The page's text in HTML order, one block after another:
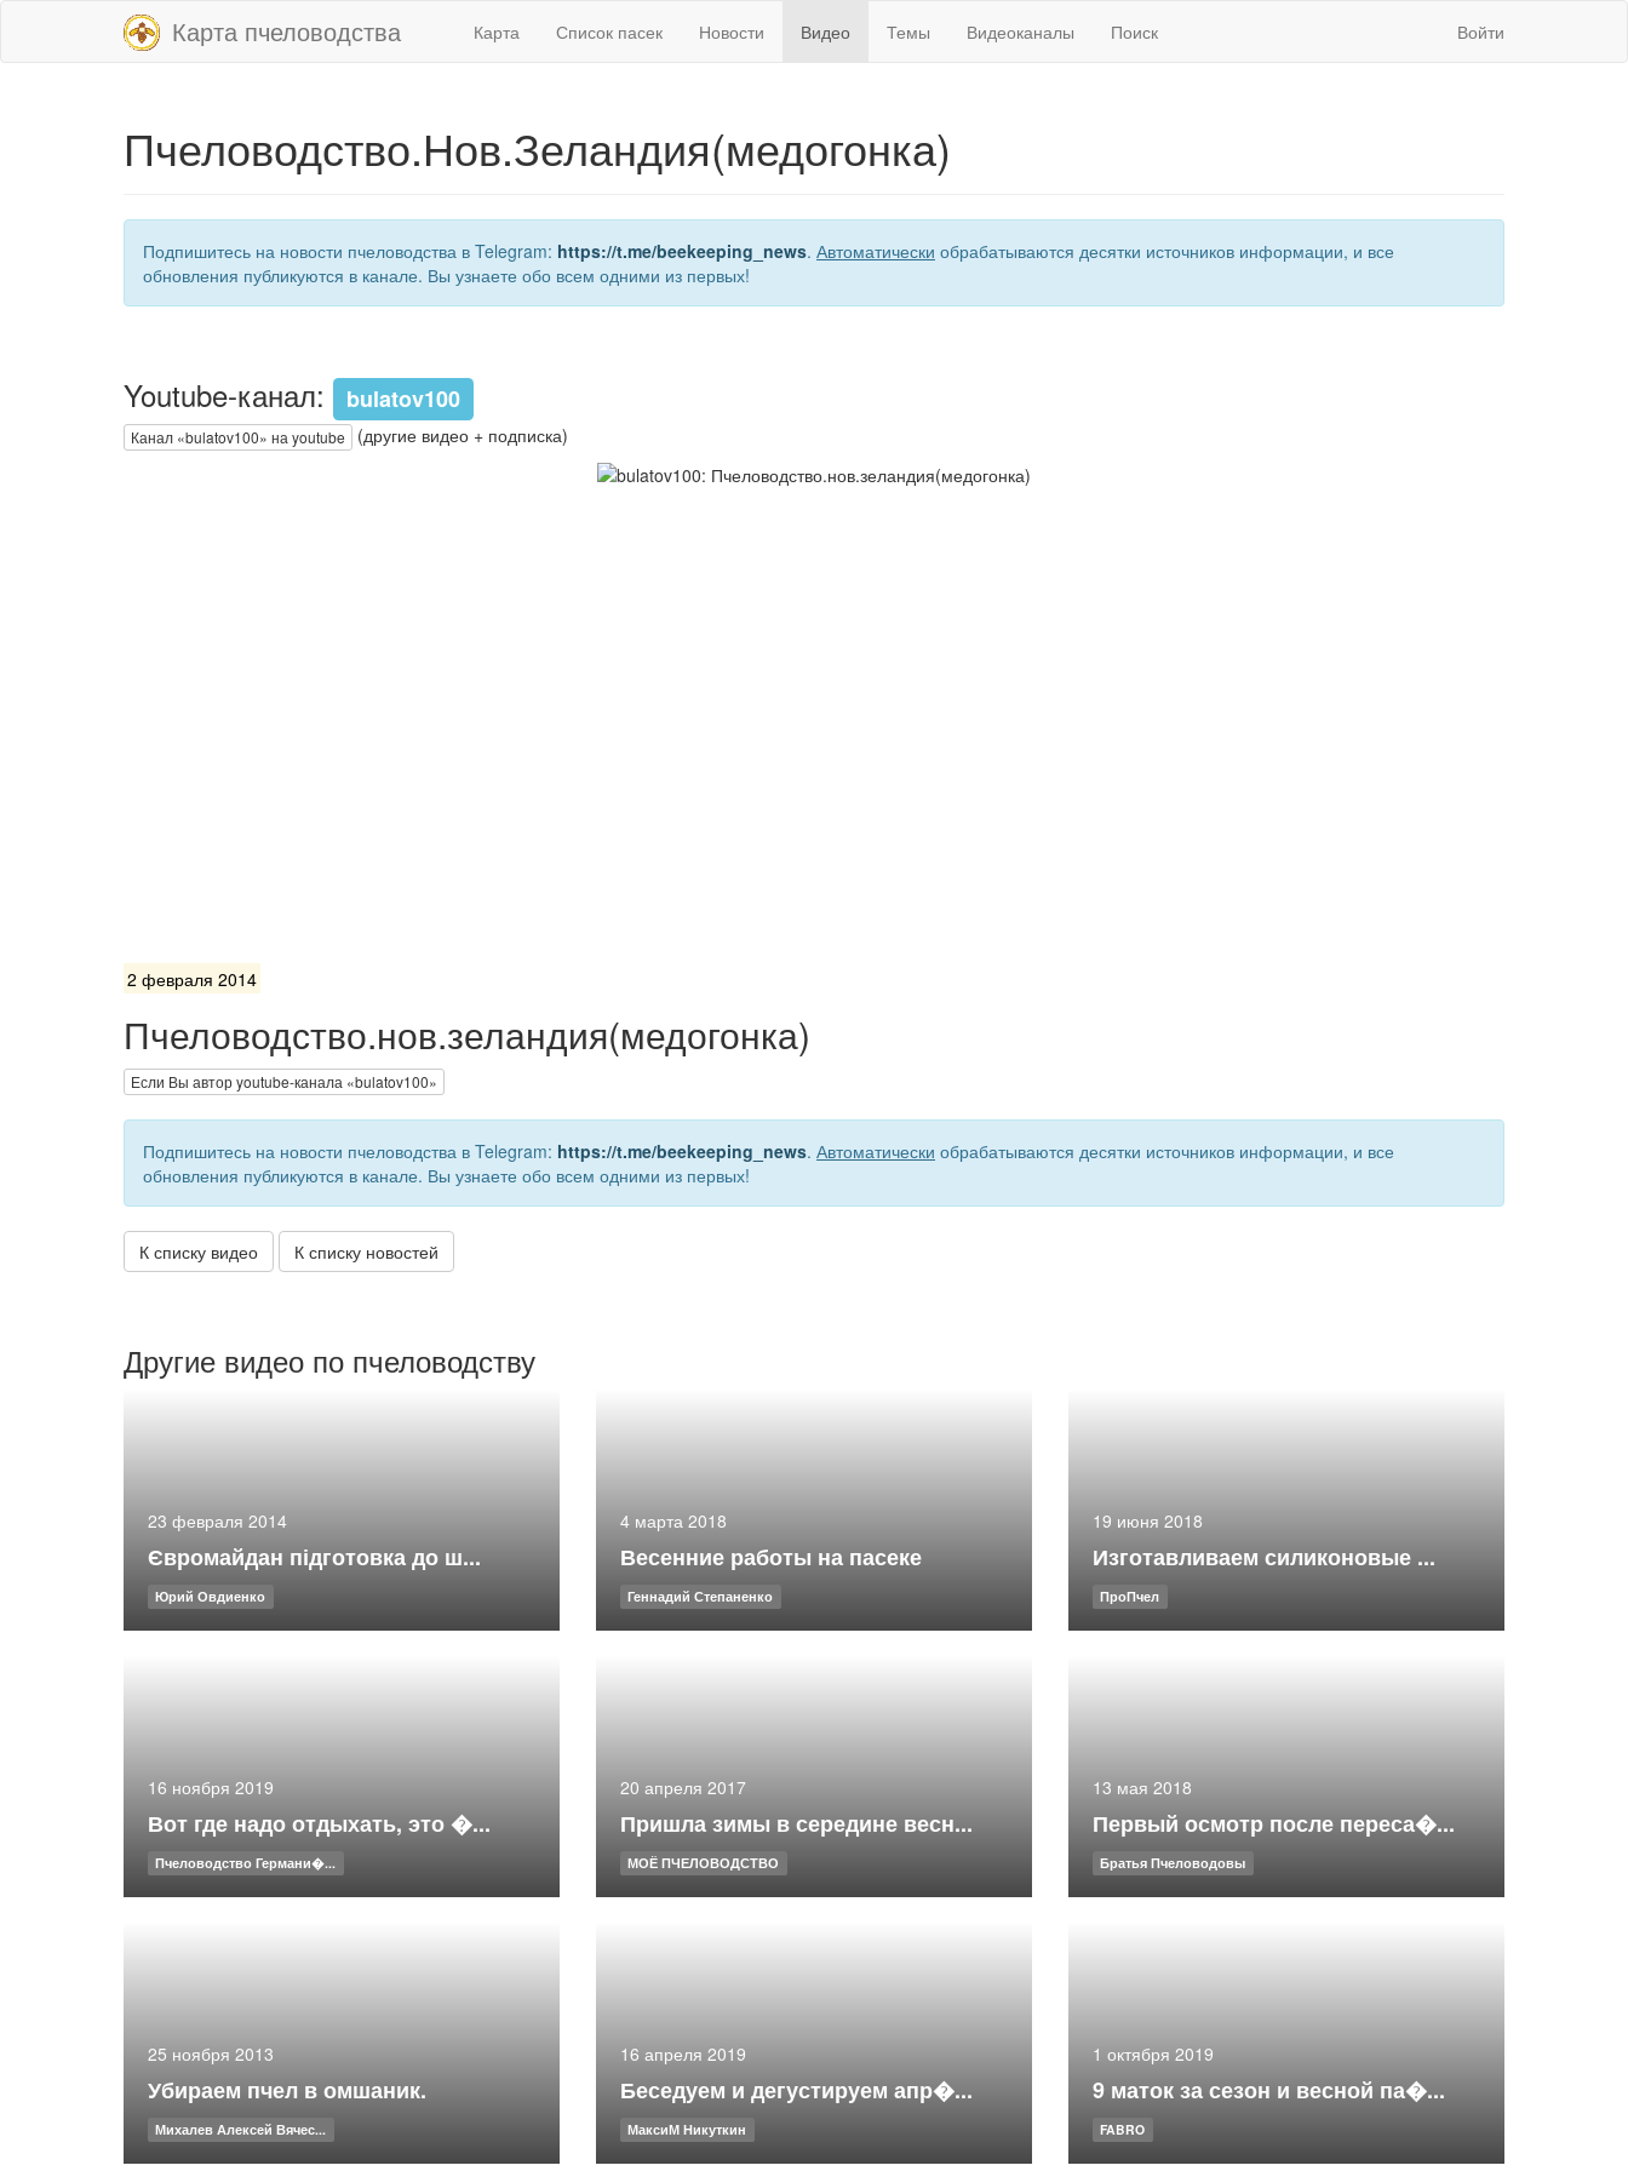
Карта пчеловодства Карта Список пасек Новости Видео Темы Видеоканалы Поиск Войти
Пчеловодство.Нов.Зеландия(медогонка)
Подпишитесь на новости пчеловодства в Telegram: https://t.me/beekeeping_news. Автоматически обрабатываются десятки источников информации, и все
обновления публикуются в канале. Вы узнаете обо всем одними из первых!
Youtube-канал: bulatov100
Канал «bulatov100» на youtube (другие видео + подписка)
2 февраля 2014
Пчеловодство.нов.зеландия(медогонка)
Если Вы автор youtube-канала «bulatov100»
Подпишитесь на новости пчеловодства в Telegram: https://t.me/beekeeping_news. Автоматически обрабатываются десятки источников информации, и все
обновления публикуются в канале. Вы узнаете обо всем одними из первых!
К списку видео К списку новостей
Другие видео по пчеловодству
23 февраля 2014
Євромайдан підготовка до ш...
Юрий Овдиенко
4 марта 2018
Весенние работы на пасеке
Геннадий Степаненко
19 июня 2018
Изготавливаем силиконовые ...
ПроПчел
16 ноября 2019
Вот где надо отдыхать, это �...
Пчеловодство Германи�...
20 апреля 2017
Пришла зимы в середине весн...
МОЁ ПЧЕЛОВОДСТВО
13 мая 2018
Первый осмотр после переса�...
Братья Пчеловодовы
25 ноября 2013
Убираем пчел в омшаник.
Михалев Алексей Вячес...
16 апреля 2019
Беседуем и дегустируем апр�...
МаксиМ Никуткин
1 октября 2019
9 маток за сезон и весной па�...
FABRO